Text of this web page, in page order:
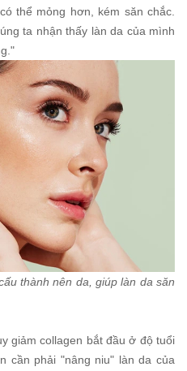
thể mỏng hơn, kém săn chắc.
ta nhận thấy làn da của mình
thành nên da, giúp làn da săn
giảm collagen bắt đầu ở độ tuổi
cần phải "nâng niu" làn da của